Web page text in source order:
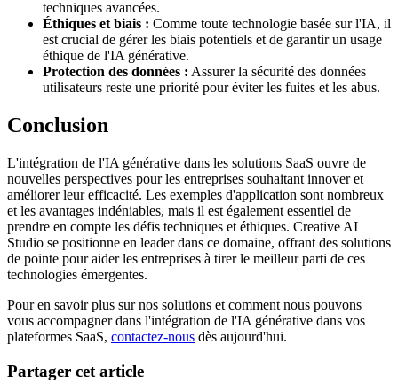
techniques avancées.
Éthiques et biais : Comme toute technologie basée sur l'IA, il
est crucial de gérer les biais potentiels et de garantir un usage
éthique de l'IA générative.
Protection des données : Assurer la sécurité des données
utilisateurs reste une priorité pour éviter les fuites et les abus.
Conclusion
L'intégration de l'IA générative dans les solutions SaaS ouvre de
nouvelles perspectives pour les entreprises souhaitant innover et
améliorer leur efficacité. Les exemples d'application sont nombreux
et les avantages indéniables, mais il est également essentiel de
prendre en compte les défis techniques et éthiques. Creative AI
Studio se positionne en leader dans ce domaine, offrant des solutions
de pointe pour aider les entreprises à tirer le meilleur parti de ces
technologies émergentes.
Pour en savoir plus sur nos solutions et comment nous pouvons
vous accompagner dans l'intégration de l'IA générative dans vos
plateformes SaaS, contactez-nous dès aujourd'hui.
Partager cet article